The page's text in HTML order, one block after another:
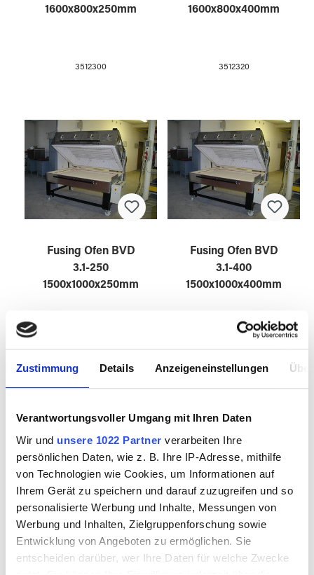
Zustimmung Details Anzeigeneinstellungen
Verantwortungsvoller Umgang mit Ihren Daten
Wir und unsere 1022 Partner verarbeiten Ihre
persönlichen Daten, wie z. B. Ihre IP-Adresse, mithilfe
von Technologien wie Cookies, um Informationen auf
Ihrem Gerät zu speichern und darauf zuzugreifen und so
personalisierte Werbung und Inhalte, Messungen von
Werbung und Inhalten, Zielgruppenforschung sowie
Entwicklung von Angeboten zu ermöglichen. Sie
entscheiden darüber, wer Ihre Daten für welche Zwecke
1600x800x250mm
3512300
1600x800x400mm
3512320
Fusing Ofen BVD
3.1-250
1500x1000x250mm
Fusing Ofen BVD
3.1-400
1500x1000x400mm
3512340
Fusing Ofen BVD
3.2-250
1600x1000x250mm
Fusing Ofen BVD
3.2-400
1600x1000x400mm